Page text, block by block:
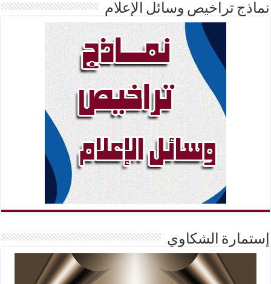
نماذج تراخيص وسائل الإعلام
إستمارة الشكاوي